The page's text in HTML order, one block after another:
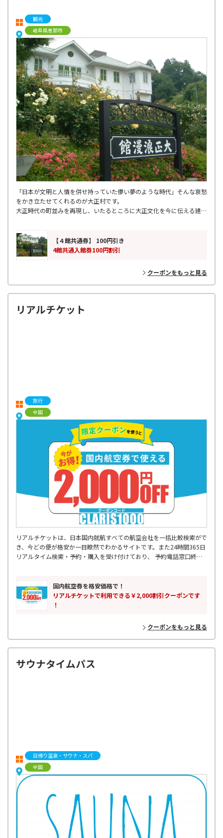
観光
岐阜県恵那市
「日本が文明と人情を併せ持っていた儚い夢のような時代」そんな哀愁
をかき立たせてくれるのが大正村です。
大正時代の町並みを再現し、いたるところに大正文化を今に伝える建物
【４館共通券】 100円引き
4館共通入館券100円割引
クーポンをもっと見る
リアルチケット
旅行
全国
リアルチケットは、日本国内就航すべての航空会社を一括比較検索がで
き、今どの便が格安か一目瞭然でわかるサイトです。また24時間365日
リアルタイム検索・予約・購入を受け付けており、 予約電話窓口終了
購入をしていただけます。355日先の予約まででき、最大88%OFFの航
空券もご購入可能です。国内格安航空券はリアルチケットにお任せくだ
さい。
国内航空券を格安価格で！
リアルチケットで利用できる￥2,000割引クーポンです
！
クーポンをもっと見る
サウナタイムパス
日帰り温泉・サウナ・スパ
全国